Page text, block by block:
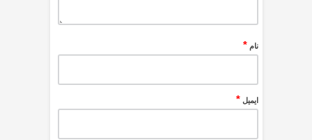
نام*
ایمیل*